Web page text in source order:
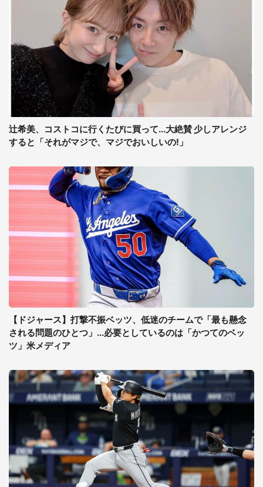
辻希美、コストコに行くたびに買って...大絶賛 少しアレンジ
すると「それがマジで、マジでおいしいの!」
【ドジャース】打撃不振ベッツ、低迷のチームで「最も懸念
される問題のひとつ」...必要としているのは「かつてのベッ
ツ」米メディア